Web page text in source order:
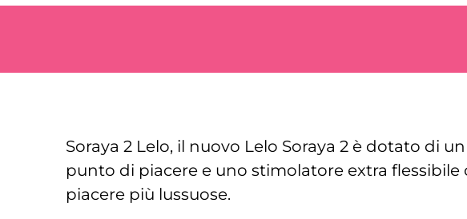
Soraya 2 Lelo, il nuovo Lelo Soraya 2 è dotato di
punto di piacere e uno stimolatore extra
piacere più lussuose.